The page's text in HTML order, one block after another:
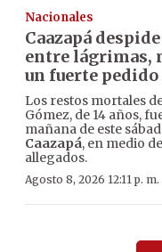
Nacionales
Caazapá
entre lágrimas,
un fuerte
Los restos mortales
Gómez, de 14 años,
mañana de este
Caazapá, en medio
allegados.
Agosto 8, 2026 12:11 p. m.